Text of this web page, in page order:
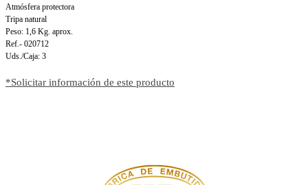
Atmósfera protectora
Tripa natural
Peso: 1,6 Kg. aprox.
Ref.- 020712
Uds./Caja: 3
*Solicitar información de este producto